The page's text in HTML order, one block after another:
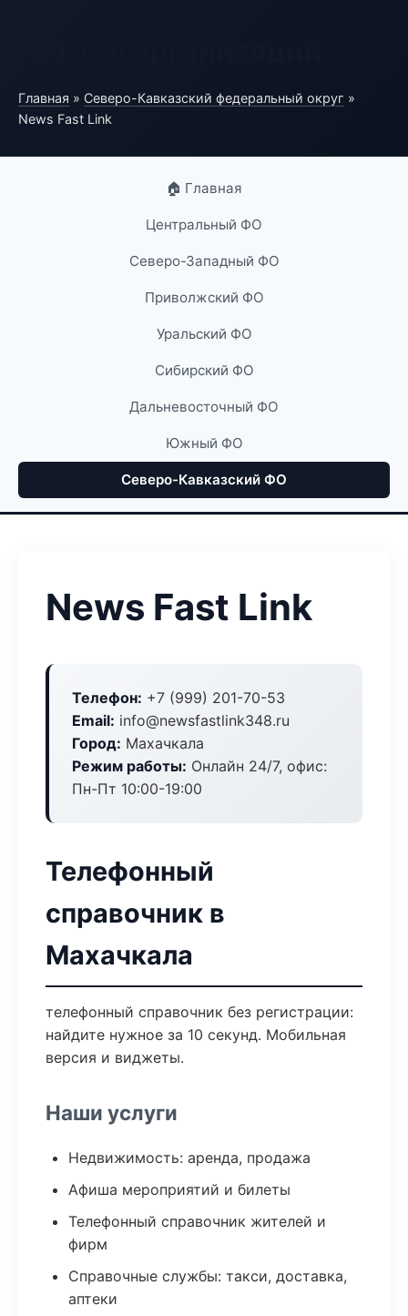
Главная » Северо-Кавказский федеральный округ »
News Fast Link
🏠 Главная
Центральный ФО
Северо-Западный ФО
Приволжский ФО
Уральский ФО
Сибирский ФО
Дальневосточный ФО
Южный ФО
Северо-Кавказский ФО
News Fast Link
Телефон: +7 (999) 201-70-53
Email: info@newsfastlink348.ru
Город: Махачкала
Режим работы: Онлайн 24/7, офис:
Пн-Пт 10:00-19:00
Телефонный
справочник в
Махачкала
телефонный справочник без регистрации:
найдите нужное за 10 секунд. Мобильная
версия и виджеты.
Наши услуги
Недвижимость: аренда, продажа
Афиша мероприятий и билеты
Телефонный справочник жителей и
фирм
Справочные службы: такси, доставка,
аптеки